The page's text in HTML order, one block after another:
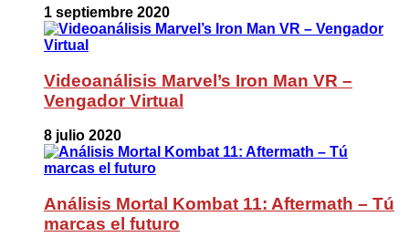
1 septiembre 2020
Videoanálisis Marvel’s Iron Man VR –
Vengador Virtual
8 julio 2020
Análisis Mortal Kombat 11: Aftermath – Tú
marcas el futuro